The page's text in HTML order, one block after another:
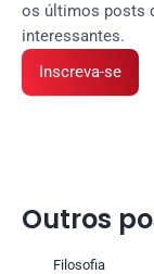
os últimos posts
interessantes.
Inscreva-se
Outros
Filosofia